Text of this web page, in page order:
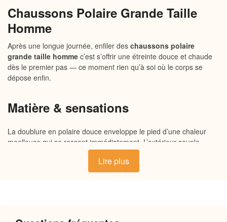
Chaussons Polaire Grande Taille
Homme
Après une longue journée, enfiler des chaussons polaire
grande taille homme c’est s’offrir une étreinte douce et chaude
dès le premier pas — ce moment rien qu’à soi où le corps se
dépose enfin.
Matière & sensations
La doublure en polaire douce enveloppe le pied d’une chaleur
moelleuse qui se ressent immédiatement. L’extérieur souple
s’adapte aux grandes pointures sans jamais serrer ni contraindre.
La semelle intérieure légèrement rembourrée absorbe chaque
pas, tandis que la semelle extérieure antidérapante assure une
Lire plus